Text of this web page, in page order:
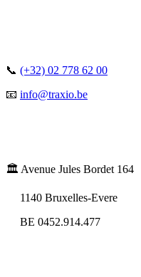
📞 (+32) 02 778 62 00
📧 info@traxio.be
🏛️ Avenue Jules Bordet 164
1140 Bruxelles-Evere
BE 0452.914.477